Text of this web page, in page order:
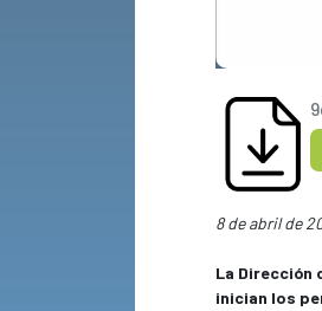
8 de abril de
La Dirección
inician los